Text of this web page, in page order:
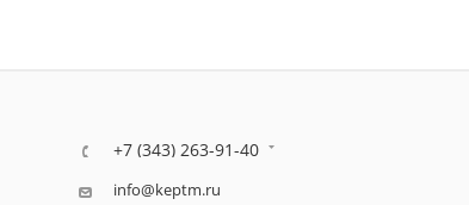
+7 (343) 263-91-40
info@keptm.ru